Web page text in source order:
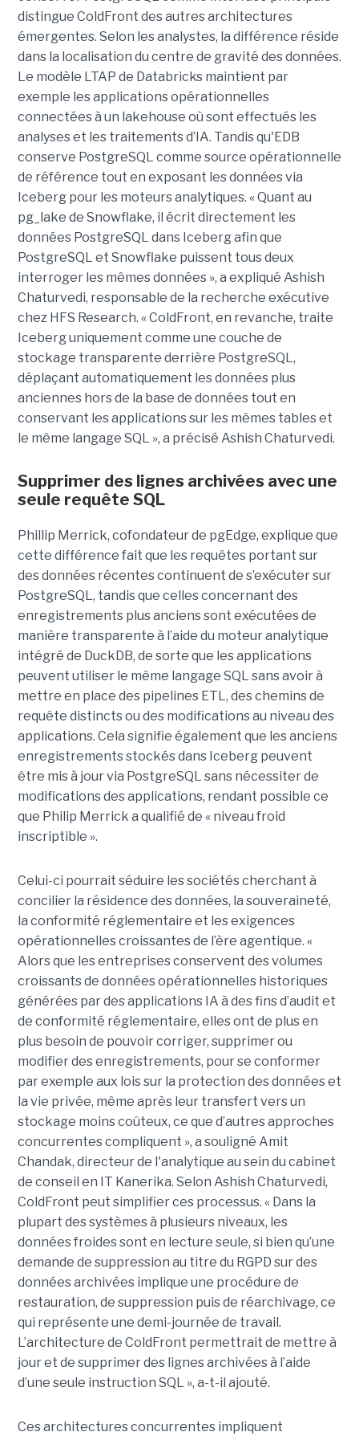
distingue ColdFront des autres architectures
émergentes. Selon les analystes, la différence réside
dans la localisation du centre de gravité des données.
Le modèle LTAP de Databricks maintient par
exemple les applications opérationnelles
connectées à un lakehouse où sont effectués les
analyses et les traitements d’IA. Tandis qu'EDB
conserve PostgreSQL comme source opérationnelle
de référence tout en exposant les données via
Iceberg pour les moteurs analytiques. « Quant au
pg_lake de Snowflake, il écrit directement les
données PostgreSQL dans Iceberg afin que
PostgreSQL et Snowflake puissent tous deux
interroger les mêmes données », a expliqué Ashish
Chaturvedi, responsable de la recherche exécutive
chez HFS Research. « ColdFront, en revanche, traite
Iceberg uniquement comme une couche de
stockage transparente derrière PostgreSQL,
déplaçant automatiquement les données plus
anciennes hors de la base de données tout en
conservant les applications sur les mêmes tables et
le même langage SQL », a précisé Ashish Chaturvedi.
Supprimer des lignes archivées avec une
seule requête SQL
Phillip Merrick, cofondateur de pgEdge, explique que
cette différence fait que les requêtes portant sur
des données récentes continuent de s’exécuter sur
PostgreSQL, tandis que celles concernant des
enregistrements plus anciens sont exécutées de
manière transparente à l’aide du moteur analytique
intégré de DuckDB, de sorte que les applications
peuvent utiliser le même langage SQL sans avoir à
mettre en place des pipelines ETL, des chemins de
requête distincts ou des modifications au niveau des
applications. Cela signifie également que les anciens
enregistrements stockés dans Iceberg peuvent
être mis à jour via PostgreSQL sans nécessiter de
modifications des applications, rendant possible ce
que Philip Merrick a qualifié de « niveau froid
inscriptible ».
Celui-ci pourrait séduire les sociétés cherchant à
concilier la résidence des données, la souveraineté,
la conformité réglementaire et les exigences
opérationnelles croissantes de l’ère agentique. «
Alors que les entreprises conservent des volumes
croissants de données opérationnelles historiques
générées par des applications IA à des fins d’audit et
de conformité réglementaire, elles ont de plus en
plus besoin de pouvoir corriger, supprimer ou
modifier des enregistrements, pour se conformer
par exemple aux lois sur la protection des données et
la vie privée, même après leur transfert vers un
stockage moins coûteux, ce que d’autres approches
concurrentes compliquent », a souligné Amit
Chandak, directeur de l'analytique au sein du cabinet
de conseil en IT Kanerika. Selon Ashish Chaturvedi,
ColdFront peut simplifier ces processus. « Dans la
plupart des systèmes à plusieurs niveaux, les
données froides sont en lecture seule, si bien qu’une
demande de suppression au titre du RGPD sur des
données archivées implique une procédure de
restauration, de suppression puis de réarchivage, ce
qui représente une demi-journée de travail.
L’architecture de ColdFront permettrait de mettre à
jour et de supprimer des lignes archivées à l’aide
d’une seule instruction SQL », a-t-il ajouté.
Ces architectures concurrentes impliquent